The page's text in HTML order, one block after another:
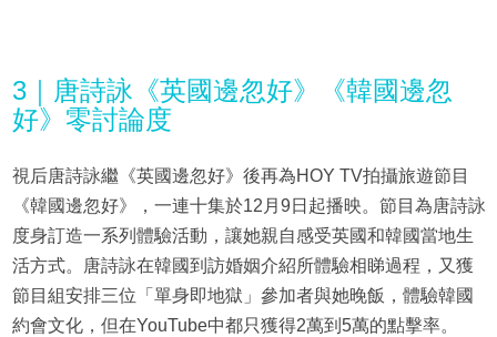
3｜唐詩詠《英國邊忽好》《韓國邊忽
好》零討論度
視后唐詩詠繼《英國邊忽好》後再為HOY TV拍攝旅遊節目
《韓國邊忽好》，一連十集於12月9日起播映。節目為唐詩詠
度身訂造一系列體驗活動，讓她親自感受英國和韓國當地生
活方式。唐詩詠在韓國到訪婚姻介紹所體驗相睇過程，又獲
節目組安排三位「單身即地獄」參加者與她晚飯，體驗韓國
約會文化，但在YouTube中都只獲得2萬到5萬的點擊率。